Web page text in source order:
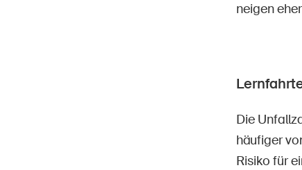
neigen
Die
häufiger
Risiko für